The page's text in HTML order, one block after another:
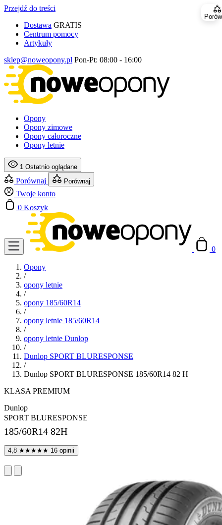
Przejdź do treści
Dostawa GRATIS
Centrum pomocy
Artykuły
sklep@noweopony.pl Pon-Pt: 08:00 - 16:00
Opony
Opony zimowe
Opony całoroczne
Opony letnie
1 Ostatnio oglądane
Porównaj Porównaj
Twoje konto
0 Koszyk
0
Opony
/
opony letnie
/
opony 185/60R14
/
opony letnie 185/60R14
/
opony letnie Dunlop
/
Dunlop SPORT BLURESPONSE
/
Dunlop SPORT BLURESPONSE 185/60R14 82 H
KLASA PREMIUM
Dunlop
SPORT BLURESPONSE
185/60R14 82H
4,8 ★★★★★ 16 opinii